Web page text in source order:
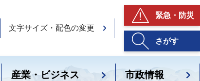
文字サイズ・配色の変更
緊急・防災
さがす
産業・ビジネス 市政情報